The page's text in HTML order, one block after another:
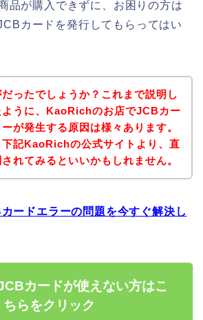
品が購入できずに、お困りの方は
カードを発行してもらってはい
ったでしょうか？これまで説明し
ように、KaoRichのお店でJCBカー
ーが発生する原因は様々あります。
下記KaoRichの公式サイトより、直
れてみるといいかもしれません。
ードエラーの問題を今すぐ解決し
カードが使えない方はこ
ちらをクリック